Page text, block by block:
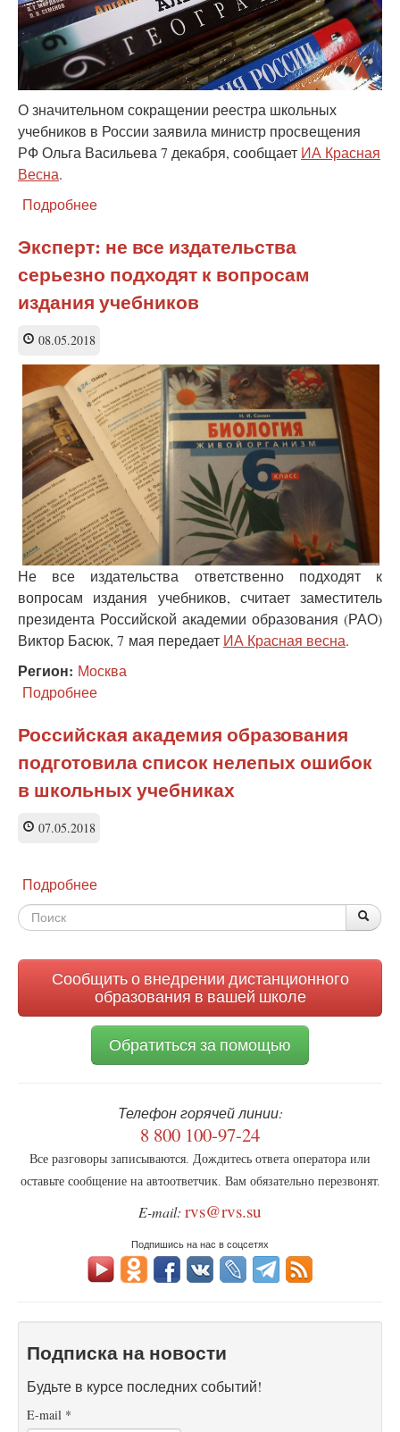
О значительном сокращении реестра школьных
учебников в России заявила министр просвещения
РФ Ольга Васильева 7 декабря, сообщает ИА Красная
Весна.
Подробнее
значительно
сократило
реестр
школьных
учебников
Эксперт: не все издательства
серьезно подходят к вопросам
издания учебников
08.05.2018
Не все издательства ответственно подходят к
вопросам издания учебников, считает заместитель
президента Российской академии образования (РАО)
Виктор Басюк, 7 мая передает ИА Красная весна.
Регион: Москва
Подробнее
не
все
издательства
подходят
Российская академия образования
подготовила список нелепых ошибок
в школьных учебниках
07.05.2018
Подробнее
Российская
образования
подготовила
список
нелепых
ошибок
в
школьных
учебниках
Форма
Сообщить о внедрении дистанционного
образования в вашей школе
Обратиться за помощью
Телефон горячей линии:
8 800 100-97-24
Все разговоры записываются. Дождитесь ответа оператора или
оставьте сообщение на автоответчик. Вам обязательно перезвонят.
E-mail: rvs@rvs.su
Подпишись на нас в соцсетях
Подписка на новости
Будьте в курсе последних событий!
E-mail *